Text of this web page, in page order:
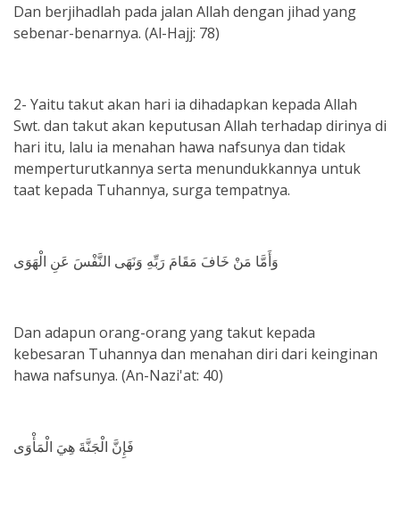
Dan berjihadlah pada jalan Allah dengan jihad yang
sebenar-benarnya. (Al-Hajj: 78)
2- Yaitu takut akan hari ia dihadapkan kepada Allah
Swt. dan takut akan keputusan Allah terhadap dirinya di
hari itu, lalu ia menahan hawa nafsunya dan tidak
memperturutkannya serta menundukkannya untuk
taat kepada Tuhannya, surga tempatnya.
وَأَمَّا مَنْ خَافَ مَقَامَ رَبِّهِ وَنَهَى النَّفْسَ عَنِ الْهَوَى
Dan adapun orang-orang yang takut kepada
kebesaran Tuhannya dan menahan diri dari keinginan
hawa nafsunya. (An-Nazi'at: 40)
فَإِنَّ الْجَنَّةَ هِيَ الْمَأْوَى